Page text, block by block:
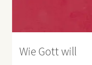
Wie Gott will